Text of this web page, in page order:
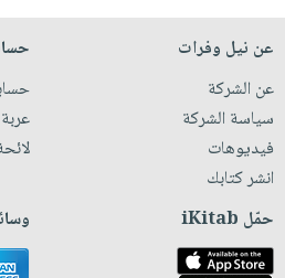
عن نيل وفرات
عن الشركة
سياسة الشركة
فيديوهات
انشر كتابك
حمّل iKitab